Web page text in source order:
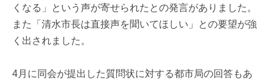
くなる」という声が寄せられたとの発言がありました。
また「清水市長は直接声を聞いてほしい」との要望が強
く出されました。
4月に同会が提出した質問状に対する都市局の回答もあ